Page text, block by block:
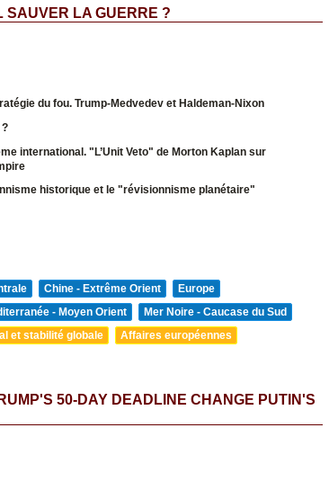
SAUVER LA GUERRE ?
du fou. Trump-Medvedev et Haldeman-Nixon
?
international. "L’Unit Veto" de Morton Kaplan sur
historique et le "révisionnisme planétaire"
Chine - Extrême Orient
Europe
- Moyen Orient
Mer Noire - Caucase du Sud
et stabilité globale
Affaires européennes
50-DAY DEADLINE CHANGE PUTIN'S